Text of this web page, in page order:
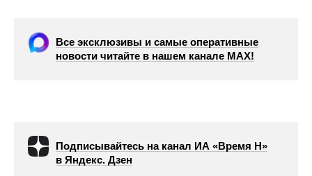
Все эксклюзивы и самые оперативные
новости читайте в нашем канале МАХ!
Подписывайтесь на канал ИА «Время Н»
в Яндекс. Дзен